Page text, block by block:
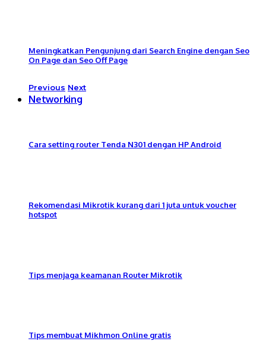
Meningkatkan Pengunjung dari Search Engine dengan Seo
On Page dan Seo Off Page
Previous Next
Networking
Cara setting router Tenda N301 dengan HP Android
Rekomendasi Mikrotik kurang dari 1 juta untuk voucher
hotspot
Tips menjaga keamanan Router Mikrotik
Tips membuat Mikhmon Online gratis